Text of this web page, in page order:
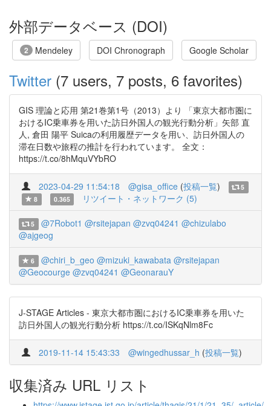
外部データベース (DOI)
2 Mendeley DOI Chronograph Google Scholar
Twitter (7 users, 7 posts, 6 favorites)
GIS 理論と応用 第21巻第1号（2013）より 「東京大都市圏に
おけるIC乗車券を用いた訪日外国人の観光行動分析」矢部 直
人, 倉田 陽平 Suicaの利用履歴データを用い、訪日外国人の
滞在日数や旅程の推計を行われています。 全文：
https://t.co/8hMquVYbRO
2023-04-29 11:54:18 @gisa_office (投稿一覧)
5
8
0.365 リツイート・ネットワーク (5)
5 @7Robot1 @rsitejapan @zvq04241 @chizulabo
@ajgeog
6 @chiri_b_geo @mizuki_kawabata @rsitejapan
@Geocourge @zvq04241 @GeonarauY
J-STAGE Articles - 東京大都市圏におけるIC乗車券を用いた
訪日外国人の観光行動分析 https://t.co/ISKqNlm8Fc
2019-11-14 15:43:33 @wingedhussar_h (投稿一覧)
収集済み URL リスト